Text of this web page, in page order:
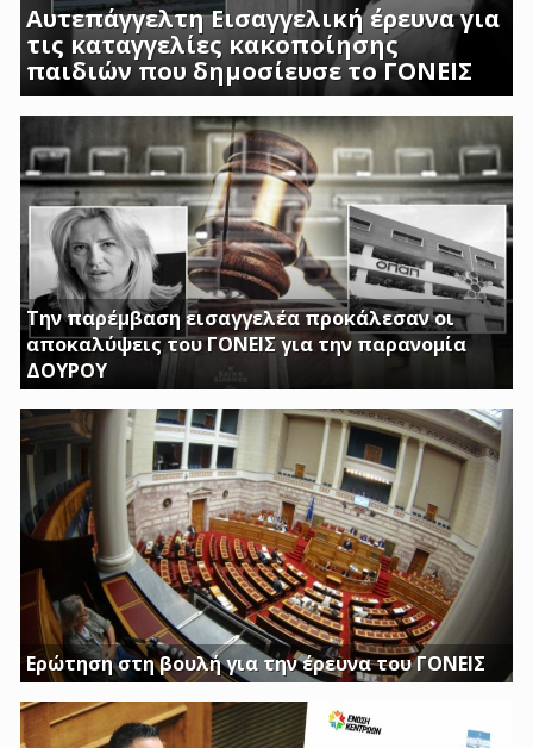
Αυτεπάγγελτη Εισαγγελική έρευνα για
τις καταγγελίες κακοποίησης
παιδιών που δημοσίευσε το ΓΟΝΕΙΣ
ΣΟΚΑΡΟΥΝ ΟΙ ΜΑΡΤΥΡΙΕΣ ΓΟΝΕΩΝ ΚΑΙ
ΠΡΟΣΩΠΙΚΟΥ ΤΟΥ Β ΒΡΕΦΙΚΟΥ ΣΤΑΘΜΟΥ
ΑΣΠΡΟΠΥΡΓΟΥ
Την παρέμβαση εισαγγελέα προκάλεσαν οι
αποκαλύψεις του ΓΟΝΕΙΣ για την παρανομία
ΔΟΥΡΟΥ
ΤΗΝ ΩΡΑ ΠΟΥ ΚΤΙΡΙΑ ΤΟΥ ΔΗΜΟΣΙΟΥ ΠΑΡΑΜΕΝΟΥΝ ΚΛΕΙΣΤΑ
Η ΔΟΥΡΟΥ ΔΙΝΕΙ 20 ΕΚΚΑΤΟΜΥΡΙΑ ΓΙΑ ΑΓΟΡΑ
Ερώτηση στη βουλή για την έρευνα του ΓΟΝΕΙΣ
Διασφαλίστε το δημόσιο συμφέρον με πλήρη διαφάνεια